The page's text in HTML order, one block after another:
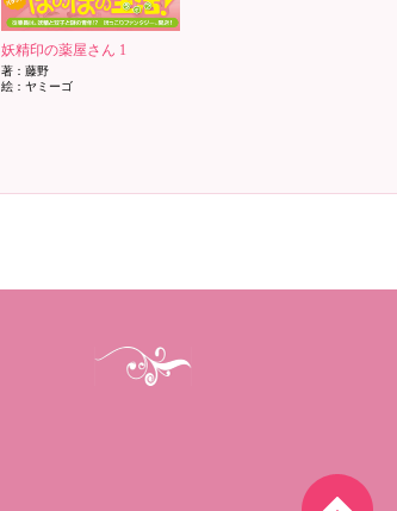
妖精印の薬屋さん 1
著：藤野
絵：ヤミーゴ